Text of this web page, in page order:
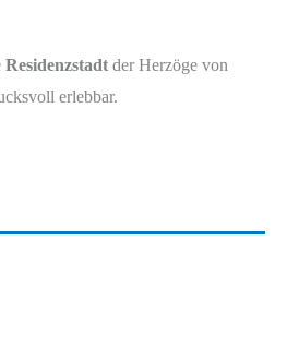
Residenzstadt der Herzöge von
erlebbar.